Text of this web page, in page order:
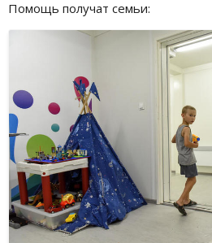
Помощь получат семьи: